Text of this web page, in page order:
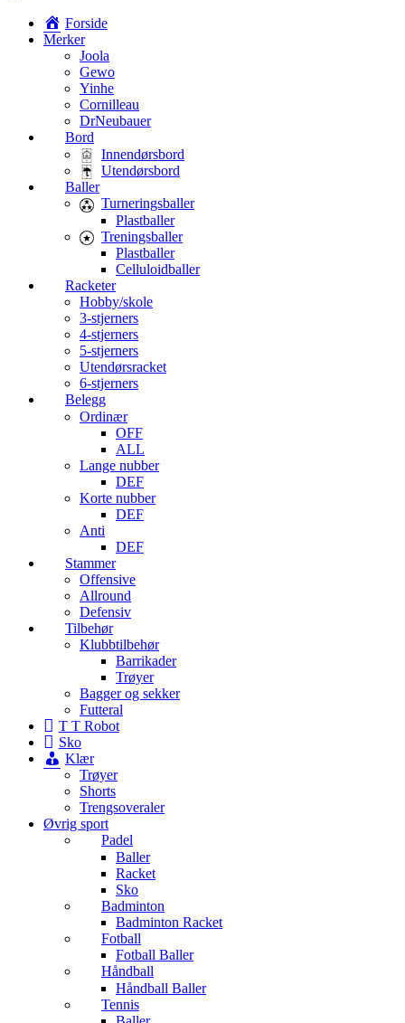
Forside
Merker
Joola
Gewo
Yinhe
Cornilleau
DrNeubauer
Bord
Innendørsbord
Utendørsbord
Baller
Turneringsballer
Plastballer
Treningsballer
Plastballer
Celluloidballer
Racketer
Hobby/skole
3-stjerners
4-stjerners
5-stjerners
Utendørsracket
6-stjerners
Belegg
Ordinær
OFF
ALL
Lange nubber
DEF
Korte nubber
DEF
Anti
DEF
Stammer
Offensive
Allround
Defensiv
Tilbehør
Klubbtilbehør
Barrikader
Trøyer
Bagger og sekker
Futteral
T T Robot
Sko
Klær
Trøyer
Shorts
Trengsoveraler
Øvrig sport
Padel
Baller
Racket
Sko
Badminton
Badminton Racket
Fotball
Fotball Baller
Håndball
Håndball Baller
Tennis